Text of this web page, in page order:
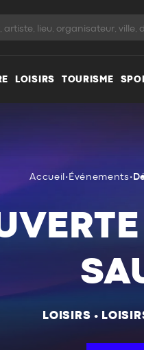
LOISIRS TOURISME
Accueil • Événements•
LOISIRS •